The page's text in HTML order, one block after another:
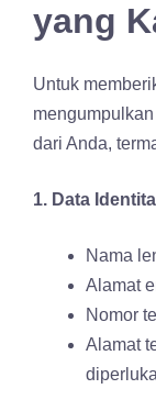
yang
Untuk
dari Anda,
1. Data
Nama
Alamat
Nomor
Alamat